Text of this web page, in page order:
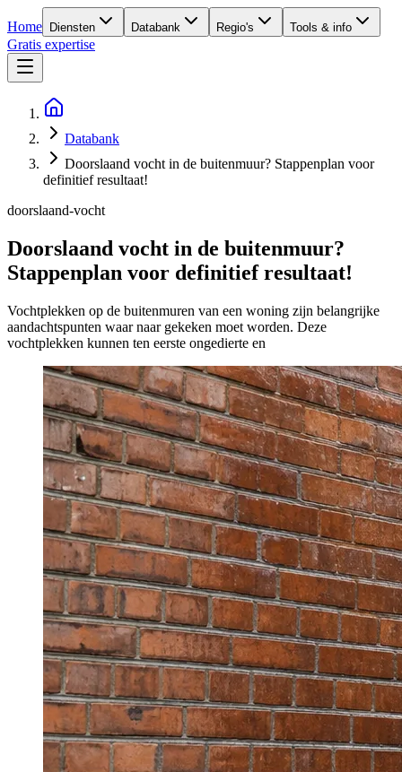
Home Diensten Databank Regio's Tools & info
Gratis expertise
Databank
Doorslaand vocht in de buitenmuur? Stappenplan voor
definitief resultaat!
doorslaand-vocht
Doorslaand vocht in de buitenmuur?
Stappenplan voor definitief resultaat!
Vochtplekken op de buitenmuren van een woning zijn belangrijke
aandachtspunten waar naar gekeken moet worden. Deze
vochtplekken kunnen ten eerste ongedierte en